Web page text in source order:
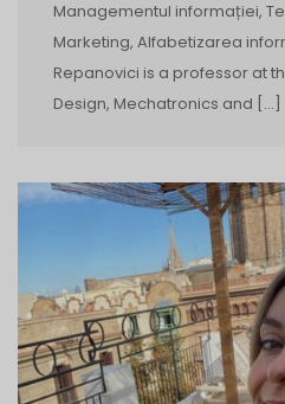
Managementul informației,
Marketing, Alfabetizarea
Repanovici is a professor at
Design, Mechatronics and […]